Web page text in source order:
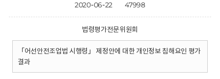
2020-06-22 47998
법령평가전문위원회
「어선안전조업법 시행령」 제정안에 대한 개인정보 침해요인 평가
결과